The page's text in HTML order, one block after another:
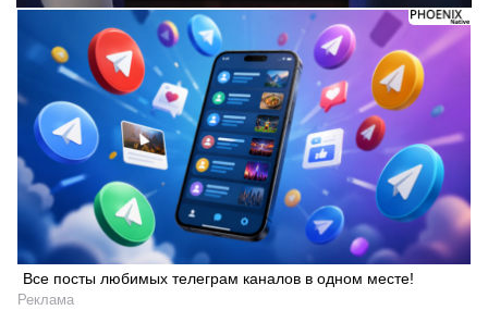
Все посты любимых телеграм каналов в одном месте!
Реклама